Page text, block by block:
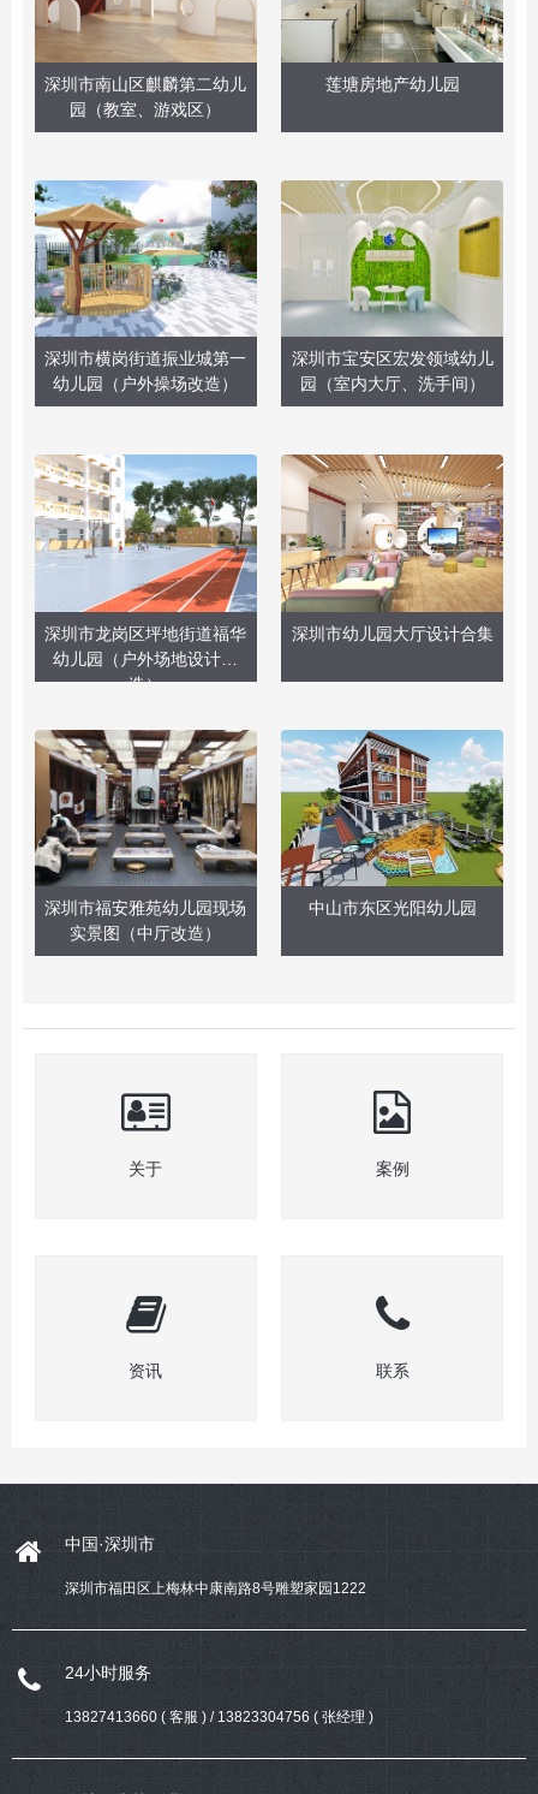
深圳市南山区麒麟第二幼儿
园（教室、游戏区）
莲塘房地产幼儿园
深圳市横岗街道振业城第一
幼儿园（户外操场改造）
深圳市宝安区宏发领域幼儿
园（室内大厅、洗手间）
深圳市龙岗区坪地街道福华
幼儿园（户外场地设计改
造）
深圳市幼儿园大厅设计合集
深圳市福安雅苑幼儿园现场
实景图（中厅改造）
中山市东区光阳幼儿园
关于 案例
资讯 联系
中国·深圳市
深圳市福田区上梅林中康南路8号雕塑家园1222
24小时服务
13827413660 ( 客服 ) / 13823304756 ( 张经理 )